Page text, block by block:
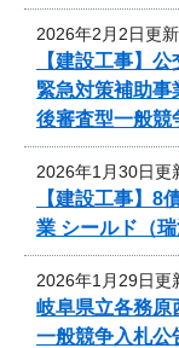
2026年2月2日更新
【建設工事】
緊急対策補助事
後審査型一般競
2026年1月30日更
【建設工事】8
業 シールド（
2026年1月29日更
岐阜県立各務原
一般競争入札公